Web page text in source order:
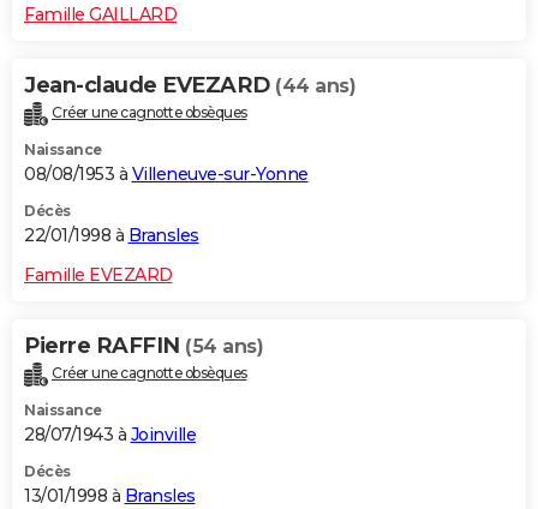
Famille GAILLARD
Jean-claude EVEZARD (44 ans)
Créer une cagnotte obsèques
Naissance
08/08/1953 à Villeneuve-sur-Yonne
Décès
22/01/1998 à Bransles
Famille EVEZARD
Pierre RAFFIN (54 ans)
Créer une cagnotte obsèques
Naissance
28/07/1943 à Joinville
Décès
13/01/1998 à Bransles